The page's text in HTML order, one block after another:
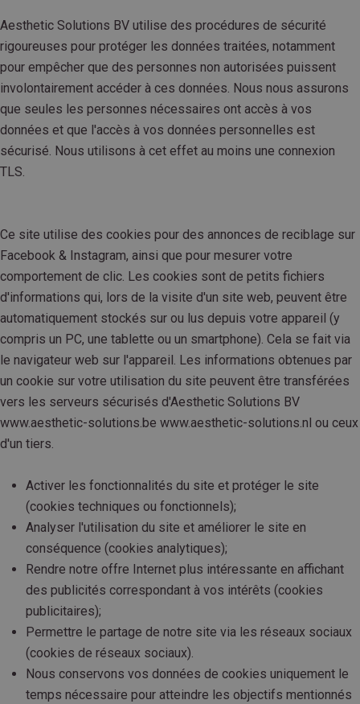
Aesthetic Solutions BV utilise des procédures de sécurité
rigoureuses pour protéger les données traitées, notamment
pour empêcher que des personnes non autorisées puissent
involontairement accéder à ces données. Nous nous assurons
que seules les personnes nécessaires ont accès à vos
données et que l'accès à vos données personnelles est
sécurisé. Nous utilisons à cet effet au moins une connexion
TLS.
Ce site utilise des cookies pour des annonces de reciblage sur
Facebook & Instagram, ainsi que pour mesurer votre
comportement de clic. Les cookies sont de petits fichiers
d'informations qui, lors de la visite d'un site web, peuvent être
automatiquement stockés sur ou lus depuis votre appareil (y
compris un PC, une tablette ou un smartphone). Cela se fait via
le navigateur web sur l'appareil. Les informations obtenues par
un cookie sur votre utilisation du site peuvent être transférées
vers les serveurs sécurisés d'Aesthetic Solutions BV
www.aesthetic-solutions.be www.aesthetic-solutions.nl ou ceux
d'un tiers.
Activer les fonctionnalités du site et protéger le site
(cookies techniques ou fonctionnels);
Analyser l'utilisation du site et améliorer le site en
conséquence (cookies analytiques);
Rendre notre offre Internet plus intéressante en affichant
des publicités correspondant à vos intérêts (cookies
publicitaires);
Permettre le partage de notre site via les réseaux sociaux
(cookies de réseaux sociaux).
Nous conservons vos données de cookies uniquement le
temps nécessaire pour atteindre les objectifs mentionnés